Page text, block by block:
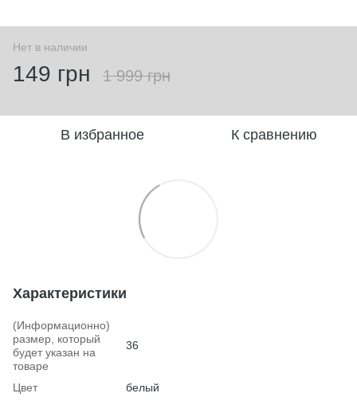
Нет в наличии
149 грн 1 999 грн
В избранное К сравнению
Характеристики
(Информационно)
размер, который
будет указан на
товаре
36
Цвет
белый